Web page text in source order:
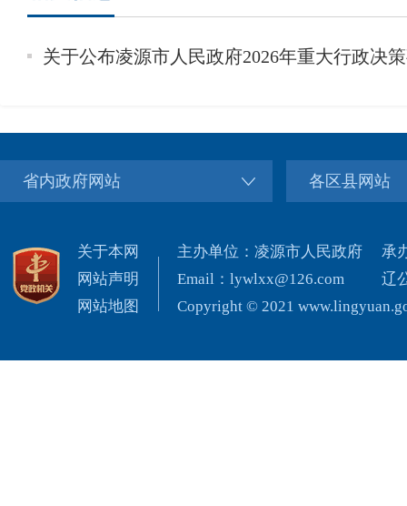
关于公布凌源市人民政府2026年重大行政决
省内政府网站 各区县网站
关于本网
网站声明
网站地图
主办单位：凌源市人民政府
Email：lywlxx@126.com
Copyright © 2021
承
辽